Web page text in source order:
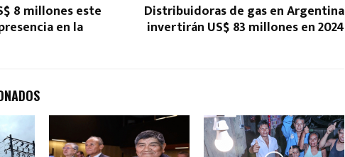
8 millones este
en la
Distribuidoras de gas en Argentina
invertirán US$ 83 millones en 2024